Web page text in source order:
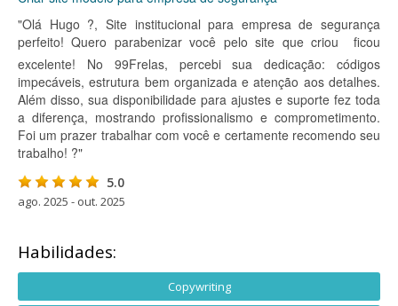
"Olá Hugo ?, Site institucional para empresa de segurança
perfeito! Quero parabenizar você pelo site que criou  ficou
excelente! No 99Frelas, percebi sua dedicação: códigos
impecáveis, estrutura bem organizada e atenção aos detalhes.
Além disso, sua disponibilidade para ajustes e suporte fez toda
a diferença, mostrando profissionalismo e comprometimento.
Foi um prazer trabalhar com você e certamente recomendo seu
trabalho! ?"
5.0
ago. 2025 - out. 2025
Habilidades:
Copywriting